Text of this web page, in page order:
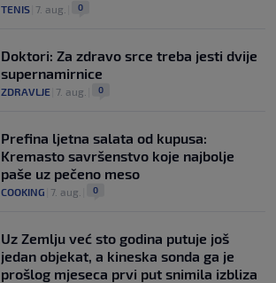
TENIS 7. aug. 0
Doktori: Za zdravo srce treba jesti dvije
supernamirnice
ZDRAVLJE 7. aug. 0
Prefina ljetna salata od kupusa:
Kremasto savršenstvo koje najbolje
paše uz pečeno meso
COOKING 7. aug. 0
Uz Zemlju već sto godina putuje još
jedan objekat, a kineska sonda ga je
prošlog mjeseca prvi put snimila izbliza